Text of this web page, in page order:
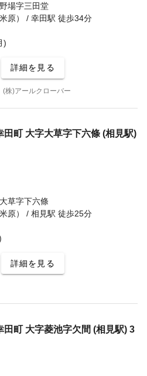
場字三田堂
原） / 幸田駅 徒歩34分
)
詳細を見る
)アールクローバー
田町 大字大草字下六條 (相見駅)
草字下六條
原） / 相見駅 徒歩25分
詳細を見る
田町 大字菱池字欠間 (相見駅) 3